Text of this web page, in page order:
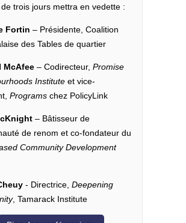
de trois jours mettra en vedette :
Fortin– Présidente, Coalition
des Tables de quartier
McAfee– Codirecteur,Promise
Institute et vice-
Programs chez PolicyLink
– Bâtisseur de
de renom et co-fondateur du
Community Development
- Directrice,Deepening
, Tamarack Institute